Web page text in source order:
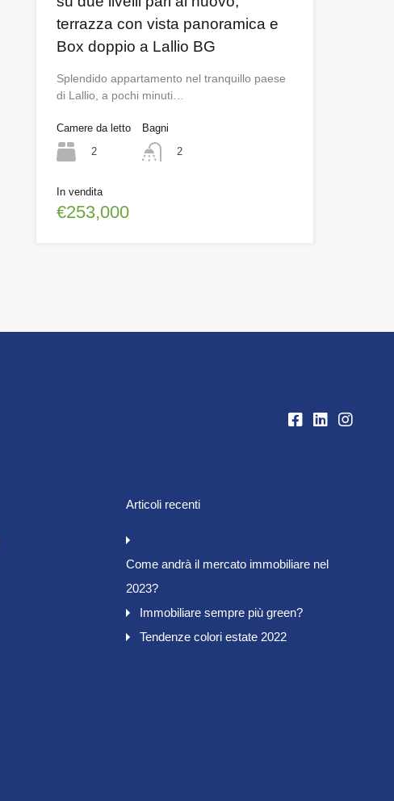
terrazza con vista panoramica e
Box doppio a Lallio BG
Splendido appartamento nel tranquillo paese
di Lallio, a pochi minuti…
Camere da letto
2
Bagni
2
In vendita
€253,000
Articoli recenti
Come andrà il mercato immobiliare nel
2023?
Immobiliare sempre più green?
Tendenze colori estate 2022